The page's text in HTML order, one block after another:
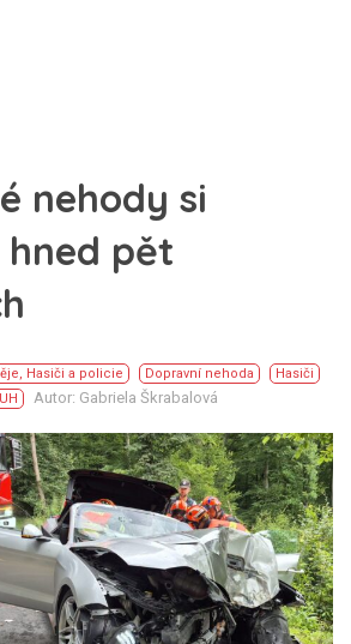
nehody si
pět
, Hasiči a policie Dopravní nehoda
Hasiči
UH Autor: Gabriela Škrabalová